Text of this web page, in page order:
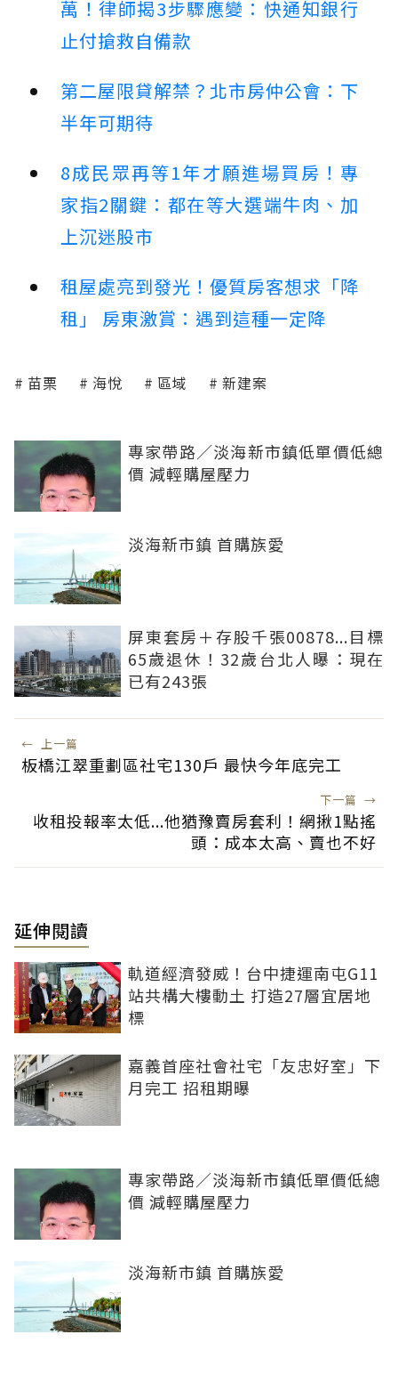
萬！律師揭3步驟應變：快通知銀行
止付搶救自備款
第二屋限貸解禁？北市房仲公會：下
半年可期待
8成民眾再等1年才願進場買房！專
家指2關鍵：都在等大選端牛肉、加
上沉迷股市
租屋處亮到發光！優質房客想求「降
租」 房東激賞：遇到這種一定降
苗栗 海悅 區域 新建案
專家帶路／淡海新市鎮低單價低總
價 減輕購屋壓力
淡海新市鎮 首購族愛
屏東套房＋存股千張00878...目標
65歲退休！32歲台北人曝：現在
已有243張
← 上一篇
板橋江翠重劃區社宅130戶 最快今年底完工
下一篇 →
收租投報率太低...他猶豫賣房套利！網揪1點搖
頭：成本太高、賣也不好
延伸閱讀
軌道經濟發威！台中捷運南屯G11
站共構大樓動土 打造27層宜居地
標
嘉義首座社會社宅「友忠好室」下
月完工 招租期曝
專家帶路／淡海新市鎮低單價低總
價 減輕購屋壓力
淡海新市鎮 首購族愛